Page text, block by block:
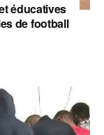
éducatives
de football